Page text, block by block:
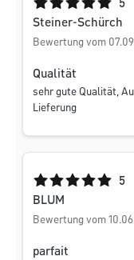
Durchschnittliche5
Steiner-Schürch
Bewertung vom
Qualität
sehr gute Qualität,
Lieferung
Durchschnittliche5
BLUM
Bewertung vom
parfait